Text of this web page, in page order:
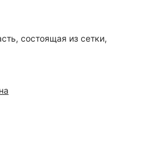
состоящая из сетки,